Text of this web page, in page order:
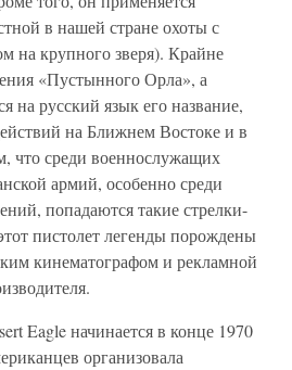
в нашей стране охоты с
на крупного зверя). Крайне
«Пустынного Орла», а
на русский язык его название,
на Ближнем Востоке и в
что среди военнослужащих
армий, особенно среди
попадаются такие стрелки-
пистолет легенды порождены
кинематографом и рекламной
Eagle начинается в конце 1970
организовала